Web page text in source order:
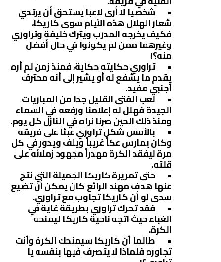
• شخصياً لا أرى لاعباً يستحق أن يرتدي
شعار الهلال هذه الأيام سوى كاريكا،
فكيف يخرجه المدرب ويترك خليفة وتراوري
وغيرهما ممن لم يكونوا في حال أفضل
منه؟!
• تراوري حكايته حكاية، فمنذ زمن لم أره
يقدم ما يشفع له أو يشير إلى أنه محترف
أجنبي مفيد.
• لعب الفتى القليل جداً من المباريات
الجيدة فهلل له إعلامنا ورفعه في السماء
ومنذ ذلك الحين صرنا نراه في النازل كل يوم.
• بالأمس شكل تراوري عبئاً على فريقه
وكان يمارس عكاً غريباً ويلف ويدور في كل
مرة ليفقد الكرة مهدراً مجهود زملائه على
قلته.
• حتى تمريرة كاريكا الجميلة التي نتج
عنها هدف مهند الرائع كان يمكن أن تضيع
سدىً لو أن كاريكا تجاوب مع تراوري.
• فقد تحرك تراوري بطريقة غاية في
الغباء حيث اتجه ناحية كاريكا ليمنحه
الكرة.
• طالما أن كاريكا سيمنحك الكرة وأنت
تجاوره فلماذا لا يتصرف فيها بنفسه يا